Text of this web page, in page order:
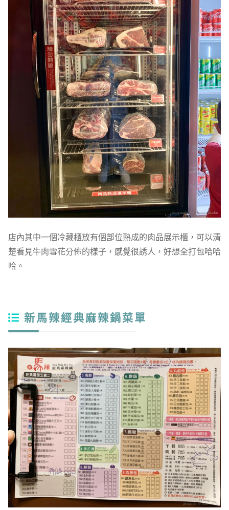
店內其中一個冷藏櫃放有個部位熟成的肉品展示櫃，可以清
楚看見牛肉雪花分佈的樣子，感覺很誘人，好想全打包哈哈
哈。
新馬辣經典麻辣鍋菜單